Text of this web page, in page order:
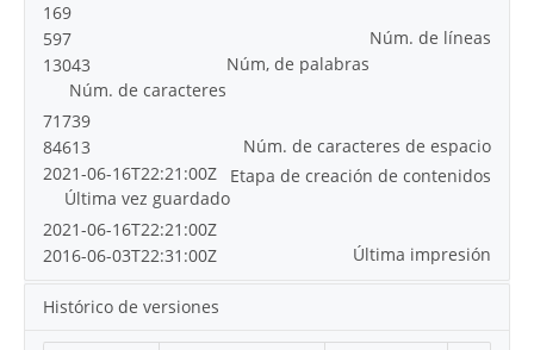
169
Núm. de líneas
597
Núm, de palabras
13043
Núm. de caracteres
71739
Núm. de caracteres de espacio
84613
Etapa de creación de contenidos
2021-06-16T22:21:00Z
Última vez guardado
2021-06-16T22:21:00Z
Última impresión
2016-06-03T22:31:00Z
Histórico de versiones